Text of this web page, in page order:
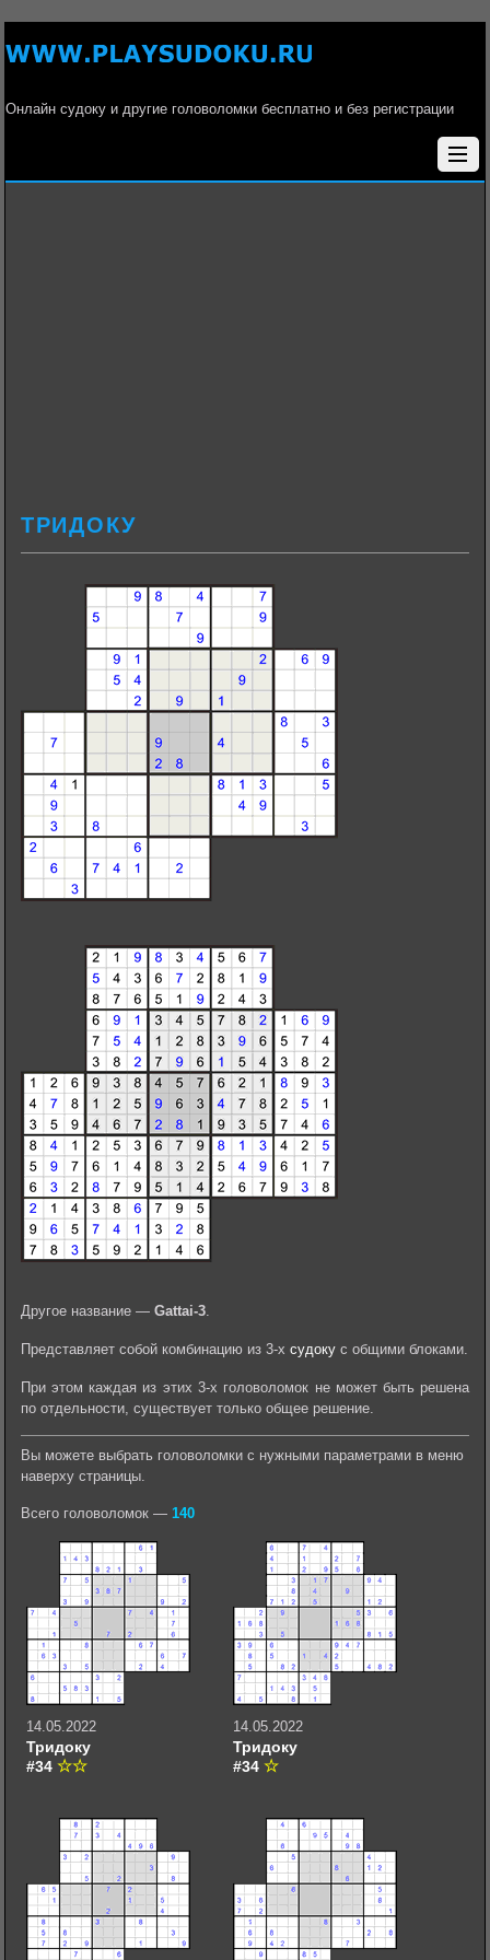
Онлайн судоку и другие головоломки бесплатно и без регистрации
ТРИДОКУ
Другое название — Gattai-3.
Представляет собой комбинацию из 3-х судокус общими блоками.
При этом каждая из этих 3-х головоломок не может быть решена
по отдельности, существует только общее решение.
Вы можете выбрать головоломки с нужными параметрами в меню
наверху страницы.
Всего головоломок — 140
14.05.2022
Тридоку
#34
14.05.2022
Тридоку
#34